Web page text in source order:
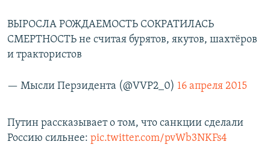
ВЫРОСЛА РОЖДАЕМОСТЬ СОКРАТИЛАСЬ
СМЕРТНОСТЬ не считая бурятов, якутов, шахтёров
и трактористов
— Мысли Перзидента (@VVP2_0) 16 апреля 2015
Путин рассказывает о том, что санкции сделали
Россию сильнее: pic.twitter.com/pvWb3NKFs4